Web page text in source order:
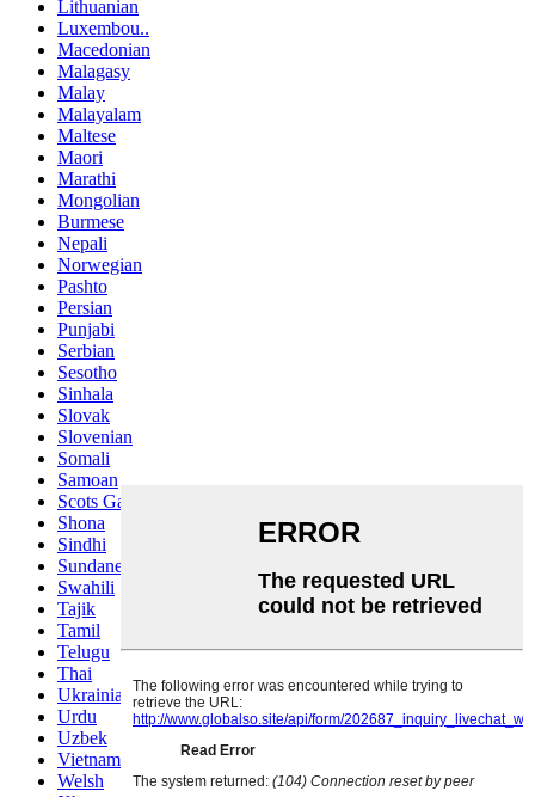
Lithuanian
Luxembou..
Macedonian
Malagasy
Malay
Malayalam
Maltese
Maori
Marathi
Mongolian
Burmese
Nepali
Norwegian
Pashto
Persian
Punjabi
Serbian
Sesotho
Sinhala
Slovak
Slovenian
Somali
Samoan
Scots Gaelic
Shona
Sindhi
Sundanese
Swahili
Tajik
Tamil
Telugu
Thai
Ukrainian
Urdu
Uzbek
Vietnamese
Welsh